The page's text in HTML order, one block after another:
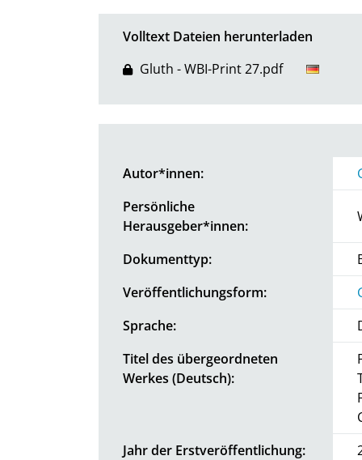
Volltext Dateien herunterladen
Gluth - WBI-Print 27.pdf
Autor*innen:
Persönliche
Herausgeber*innen:
Dokumenttyp:
Veröffentlichungsform:
Sprache:
Titel des übergeordneten
Werkes (Deutsch):
Jahr der Erstveröffentlichung: